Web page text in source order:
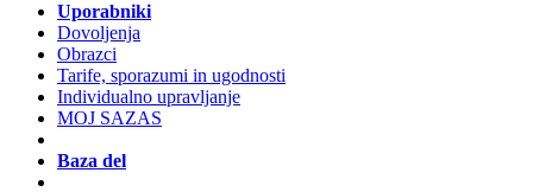
Uporabniki
Dovoljenja
Obrazci
Tarife, sporazumi in ugodnosti
Individualno upravljanje
MOJ SAZAS
Baza del